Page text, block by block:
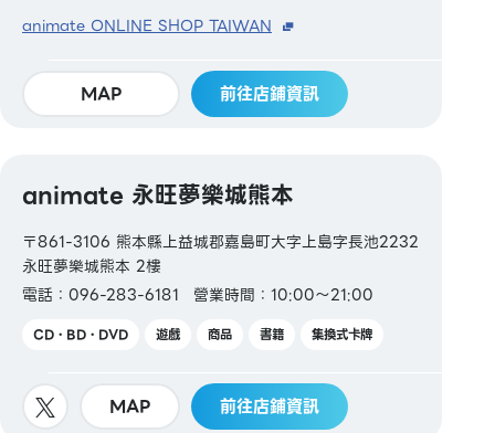
animate ONLINE SHOP TAIWAN
MAP 前往店鋪資訊
animate 永旺夢樂城熊本
〒861-3106 熊本縣上益城郡嘉島町大字上島字長池2232
永旺夢樂城熊本 2樓
電話：096-283-6181
營業時間：10:00～21:00
CD・BD・DVD 遊戲 商品 書籍 集換式卡牌
MAP 前往店鋪資訊